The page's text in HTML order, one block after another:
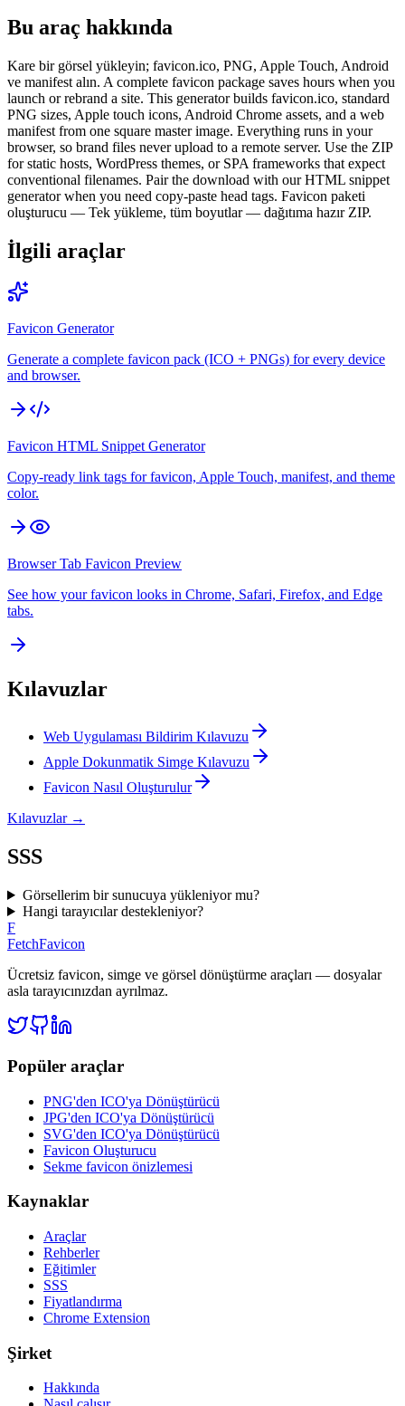
Bu araç hakkında
Kare bir görsel yükleyin; favicon.ico, PNG, Apple Touch, Android
ve manifest alın. A complete favicon package saves hours when you
launch or rebrand a site. This generator builds favicon.ico, standard
PNG sizes, Apple touch icons, Android Chrome assets, and a web
manifest from one square master image. Everything runs in your
browser, so brand files never upload to a remote server. Use the ZIP
for static hosts, WordPress themes, or SPA frameworks that expect
conventional filenames. Pair the download with our HTML snippet
generator when you need copy-paste head tags. Favicon paketi
oluşturucu — Tek yükleme, tüm boyutlar — dağıtıma hazır ZIP.
İlgili araçlar
Favicon Generator
Generate a complete favicon pack (ICO + PNGs) for every device
and browser.
Favicon HTML Snippet Generator
Copy-ready link tags for favicon, Apple Touch, manifest, and theme
color.
Browser Tab Favicon Preview
See how your favicon looks in Chrome, Safari, Firefox, and Edge
tabs.
Kılavuzlar
Web Uygulaması Bildirim Kılavuzu
Apple Dokunmatik Simge Kılavuzu
Favicon Nasıl Oluşturulur
Kılavuzlar→
SSS
Görsellerim bir sunucuya yükleniyor mu?
Hangi tarayıcılar destekleniyor?
F
FetchFavicon
Ücretsiz favicon, simge ve görsel dönüştürme araçları — dosyalar
asla tarayıcınızdan ayrılmaz.
Popüler araçlar
PNG'den ICO'ya Dönüştürücü
JPG'den ICO'ya Dönüştürücü
SVG'den ICO'ya Dönüştürücü
Favicon Oluşturucu
Sekme favicon önizlemesi
Kaynaklar
Araçlar
Rehberler
Eğitimler
SSS
Fiyatlandırma
Chrome Extension
Şirket
Hakkında